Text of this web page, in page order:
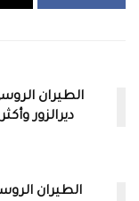
الطيران
ديرالزور وأكثر من 35 شهيداً في